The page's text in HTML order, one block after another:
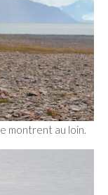
montrent au loin.